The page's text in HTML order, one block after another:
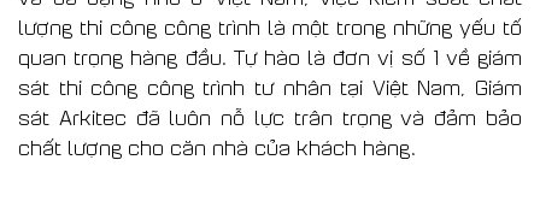
lượng thi công công trình là một trong những yếu tố
quan trọng hàng đầu. Tự hào là đơn vị số 1 về giám
sát thi công công trình tư nhân tại Việt Nam, Giám
sát Arkitec đã luôn nỗ lực trân trọng và đảm bảo
chất lượng cho căn nhà của khách hàng.